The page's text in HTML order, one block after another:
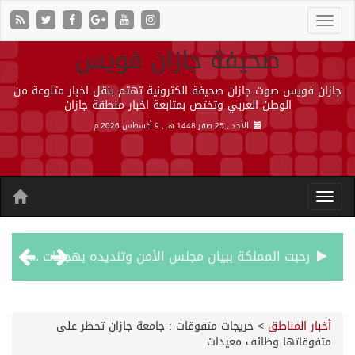
صحيفة جازان فويس
جازان فويس صوت جازان صحيفة الكترونية تهتم بنقل اخبار متنوعة من
الوطن العربي وتختص بمتابعة اخبار منطقة جازان
الأحد , 25 صفر 1448 هـ , 9 أغسطس 2026 م
رحبت المملكة ببيان مجلس الأمن وتنديده بهجمات ميليشيا الحوثي الإرهابية
أخبار المناطق >خريجات متفوقات : جامعة جازان تحظر على
متفوقاتها وظائف معيدات